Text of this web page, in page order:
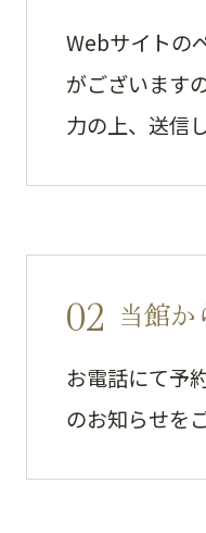
Webサイトの
がございます
力の上、送信
02 当館
お電話にて予
のお知らせを